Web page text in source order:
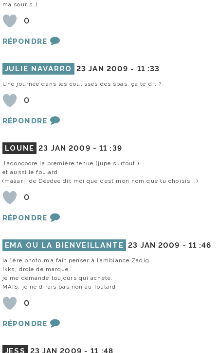
ma souris…)
0
RÉPONDRE
JULIE NAVARRO 23 JAN 2009 - 11 :33
Une journée dans les coulisses des spas, ça te dit ?
0
RÉPONDRE
LOUNE 23 JAN 2009 -11 :39
J’adooooore la première tenue (jupe surtout!)
et aussi le foulard
(mââarii de Deedee dit moi que c’est mon nom que tu choisis..:)
0
RÉPONDRE
EMA OU LA BIENVEILLANTE 23 JAN 2009 - 11 :46
la 1ère photo m’a fait penser à l’ambiance Zadig.
Ikks, drole de marque.
je me demande toujours qui achète.
MAIS, je ne dirais pas non au foulard !
0
RÉPONDRE
JESS 23 JAN 2009 -11 :48